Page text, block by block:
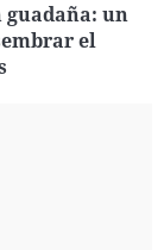
guadaña: un
el